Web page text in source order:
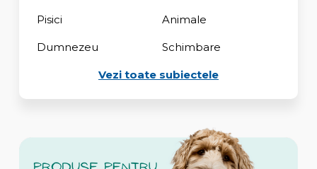
Pisici Animale
Dumnezeu Schimbare
Vezi toate subiectele